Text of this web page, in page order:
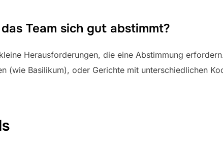
Team sich gut abstimmt?
Herausforderungen, die eine Abstimmung
(wie Basilikum), oder Gerichte mit unterschiedlichen